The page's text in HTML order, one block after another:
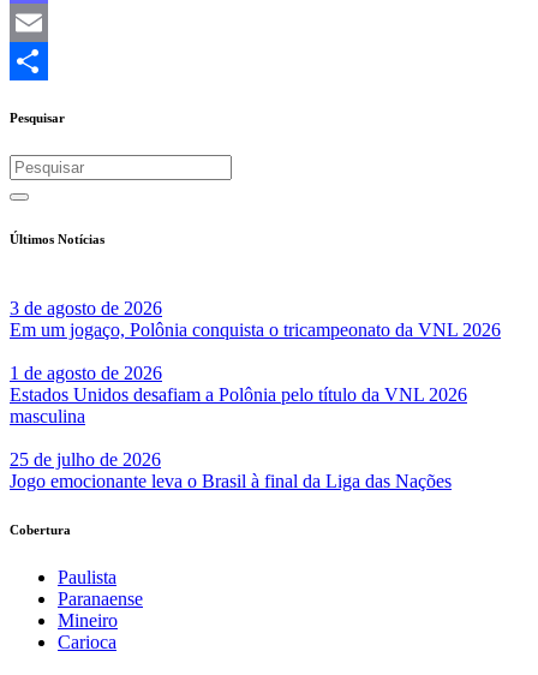
Mastodon
Email
Pesquisar
Últimos Notícias
3 de agosto de 2026
Em um jogaço, Polônia conquista o tricampeonato da VNL 2026
1 de agosto de 2026
Estados Unidos desafiam a Polônia pelo título da VNL 2026
masculina
25 de julho de 2026
Jogo emocionante leva o Brasil à final da Liga das Nações
Cobertura
Paulista
Paranaense
Mineiro
Carioca